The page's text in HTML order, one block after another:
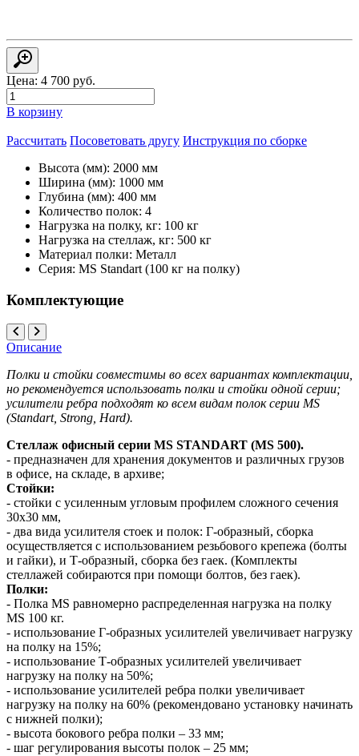
Цена: 4 700 руб.
В корзину
Рассчитать Посоветовать другу Инструкция по сборке
Высота (мм): 2000 мм
Ширина (мм): 1000 мм
Глубина (мм): 400 мм
Количество полок: 4
Нагрузка на полку, кг: 100 кг
Нагрузка на стеллаж, кг: 500 кг
Материал полки: Металл
Серия: MS Standart (100 кг на полку)
Комплектующие
Описание
Полки и стойки совместимы во всех вариантах комплектации,
но рекомендуется использовать полки и стойки одной серии;
усилители ребра подходят ко всем видам полок серии MS
(Standart, Strong, Hard).
Стеллаж офисный серии MS STANDART (MS 500).
- предназначен для хранения документов и различных грузов
в офисе, на складе, в архиве;
Стойки:
- стойки с усиленным угловым профилем сложного сечения
30х30 мм,
- два вида усилителя стоек и полок: Г-образный, сборка
осуществляется с использованием резьбового крепежа (болты
и гайки), и Т-образный, сборка без гаек. (Комплекты
стеллажей собираются при помощи болтов, без гаек).
Полки:
- Полка MS равномерно распределенная нагрузка на полку
MS 100 кг.
- использование Г-образных усилителей увеличивает нагрузку
на полку на 15%;
- использование Т-образных усилителей увеличивает
нагрузку на полку на 50%;
- использование усилителей ребра полки увеличивает
нагрузку на полку на 60% (рекомендовано установку начинать
с нижней полки);
- высота бокового ребра полки – 33 мм;
- шаг регулирования высоты полок – 25 мм;